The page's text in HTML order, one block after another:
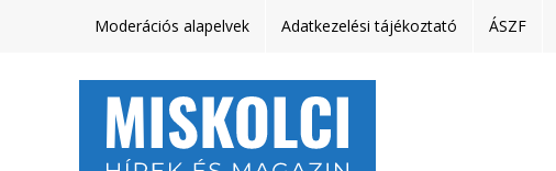
Moderációs alapelvek Adatkezelési tájékoztató ÁSZF